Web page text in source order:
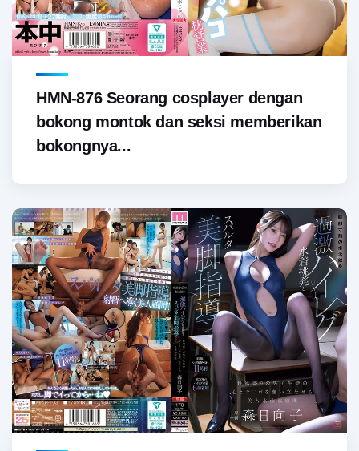
HMN-876 Seorang cosplayer dengan
bokong montok dan seksi memberikan
bokongnya...